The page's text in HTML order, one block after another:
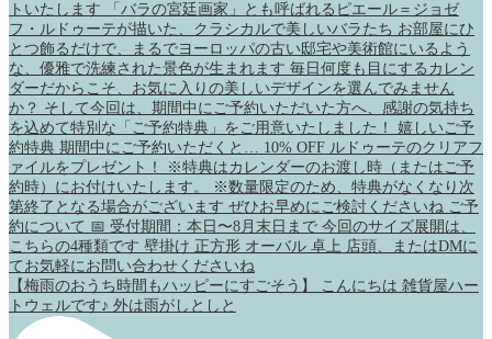
【梅雨のおうち時間もハッピーにすごそう】 こんにちは 雑貨屋ハー
トウェルです♪ 外は雨がしとしと